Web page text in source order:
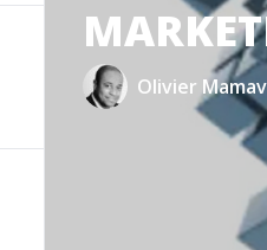
Olivier